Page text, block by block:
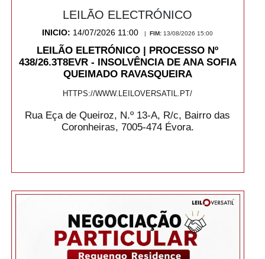
LEILÃO ELECTRÓNICO
INICIO: 14/07/2026 11:00 |FIM: 13/08/2026 15:00
LEILÃO ELETRÓNICO | PROCESSO Nº
438/26.3T8EVR - INSOLVÊNCIA DE ANA SOFIA
QUEIMADO RAVASQUEIRA
HTTPS://WWW.LEILOVERSATIL.PT/
Rua Eça de Queiroz, N.º 13-A, R/c, Bairro das
Coronheiras, 7005-474 Évora.